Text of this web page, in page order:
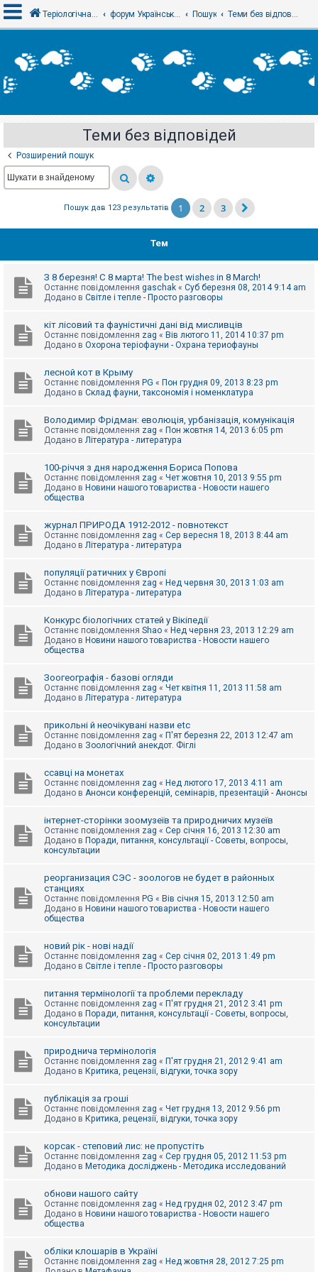
х
і
е
с
т
р
я
е
и
з
е
и
е
ш
к
м
г
Теріологічна школа форум Українського теріологічного товариства Пошук Теми без відповідей
Теми без відповідей
Розширений пошук
Пошук дав 123 результатів 1 2 3
Тем
З 8 березня! С 8 марта! The best wishes in 8 March!
Останнє повідомлення gaschak « Суб березня 08, 2014 9:14 am
Додано в Світле і тепле - Просто разговоры
кіт лісовий та фауністичні дані від мисливців
Останнє повідомлення zag « Вів лютого 11, 2014 10:37 pm
Додано в Охорона теріофауни - Охрана териофауны
лесной кот в Крыму
Останнє повідомлення PG « Пон грудня 09, 2013 8:23 pm
Додано в Склад фауни, таксономія і номенклатура
Володимир Фрідман: еволюція, урбанізація, комунікація
Останнє повідомлення zag « Пон жовтня 14, 2013 6:05 pm
Додано в Література - литература
100-річчя з дня народження Бориса Попова
Останнє повідомлення zag « Чет жовтня 10, 2013 9:55 pm
Додано в Новини нашого товариства - Новости нашего
общества
журнал ПРИРОДА 1912-2012 - повнотекст
Останнє повідомлення zag « Сер вересня 18, 2013 8:44 am
Додано в Література - литература
популяції ратичних у Європі
Останнє повідомлення zag « Нед червня 30, 2013 1:03 am
Додано в Література - литература
Конкурс біологічних статей у Вікіпедії
Останнє повідомлення Shao « Нед червня 23, 2013 12:29 am
Додано в Новини нашого товариства - Новости нашего
общества
Зоогеографія - базові огляди
Останнє повідомлення zag « Чет квітня 11, 2013 11:58 am
Додано в Література - литература
прикольні й неочікувані назви etc
Останнє повідомлення zag « П'ят березня 22, 2013 12:47 am
Додано в Зоологічний анекдот. Фіглі
ссавці на монетах
Останнє повідомлення zag « Нед лютого 17, 2013 4:11 am
Додано в Анонси конференцій, семінарів, презентацій - Анонсы
інтернет-сторінки зоомузеїв та природничих музеїв
Останнє повідомлення zag « Сер січня 16, 2013 12:30 am
Додано в Поради, питання, консультації - Советы, вопросы,
консультации
реорганизация СЭС - зоологов не будет в районных
станциях
Останнє повідомлення PG « Вів січня 15, 2013 12:50 am
Додано в Новини нашого товариства - Новости нашего
общества
новий рік - нові надії
Останнє повідомлення zag « Сер січня 02, 2013 1:49 pm
Додано в Світле і тепле - Просто разговоры
питання термінології та проблеми перекладу
Останнє повідомлення zag « П'ят грудня 21, 2012 3:41 pm
Додано в Поради, питання, консультації - Советы, вопросы,
консультации
природнича термінологія
Останнє повідомлення zag « П'ят грудня 21, 2012 9:41 am
Додано в Критика, рецензії, відгуки, точка зору
публікація за гроші
Останнє повідомлення zag « Чет грудня 13, 2012 9:56 pm
Додано в Критика, рецензії, відгуки, точка зору
корсак - степовий лис: не пропустіть
Останнє повідомлення zag « Сер грудня 05, 2012 11:53 pm
Додано в Методика досліджень - Методика исследований
обнови нашого сайту
Останнє повідомлення zag « Нед грудня 02, 2012 3:47 pm
Додано в Новини нашого товариства - Новости нашего
общества
обліки клошарів в Україні
Останнє повідомлення zag « Нед жовтня 28, 2012 7:25 pm